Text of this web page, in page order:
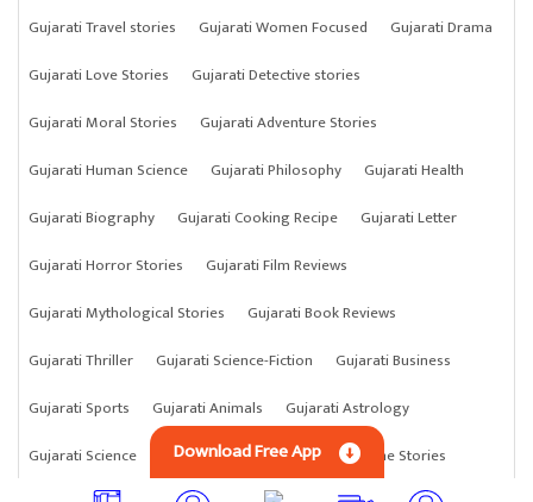
Gujarati Travel stories
Gujarati Women Focused
Gujarati Drama
Gujarati Love Stories
Gujarati Detective stories
Gujarati Moral Stories
Gujarati Adventure Stories
Gujarati Human Science
Gujarati Philosophy
Gujarati Health
Gujarati Biography
Gujarati Cooking Recipe
Gujarati Letter
Gujarati Horror Stories
Gujarati Film Reviews
Gujarati Mythological Stories
Gujarati Book Reviews
Gujarati Thriller
Gujarati Science-Fiction
Gujarati Business
Gujarati Sports
Gujarati Animals
Gujarati Astrology
Gujarati Science
Gujarati Anything Gujarati Crime Stories
Download Free App